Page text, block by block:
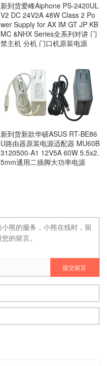
新到货爱峰Aiphone PS-2420UL
V2 DC 24V2A 48W Class 2 Po
wer Supply for AX IM GT JP KB
MC &NHX Series全系列对讲 门
禁主机 分机 门口机原装电源
新到货新款华硕ASUS RT-BE86
U路由器原装电源适配器 MU60B
3120500-A1 12V5A 60W 5.5x2.
5mm通用二插脚大功率电源
提交留言